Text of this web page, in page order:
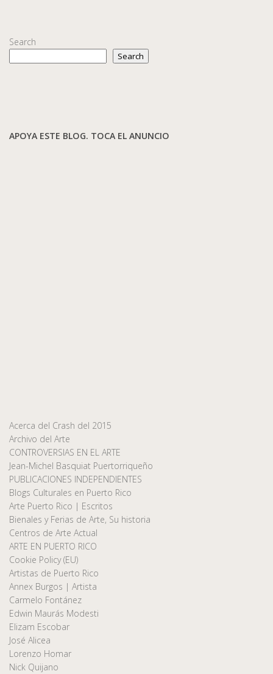
Search
Search
APOYA ESTE BLOG. TOCA EL ANUNCIO
Acerca del Crash del 2015
Archivo del Arte
CONTROVERSIAS EN EL ARTE
Jean-Michel Basquiat Puertorriqueño
PUBLICACIONES INDEPENDIENTES
Blogs Culturales en Puerto Rico
Arte Puerto Rico | Escritos
Bienales y Ferias de Arte, Su historia
Centros de Arte Actual
ARTE EN PUERTO RICO
Cookie Policy (EU)
Artistas de Puerto Rico
Annex Burgos | Artista
Carmelo Fontánez
Edwin Maurás Modesti
Elizam Escobar
José Alicea
Lorenzo Homar
Nick Quijano